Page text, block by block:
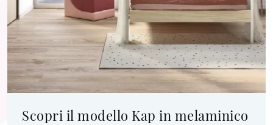
Scopri il modello Kap in melaminico